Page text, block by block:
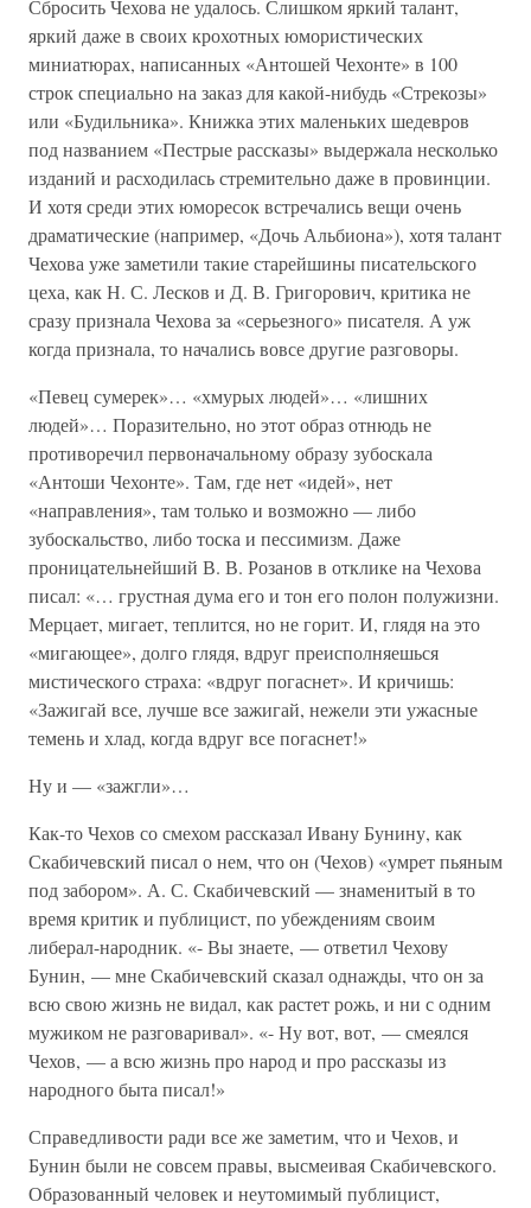
Сбросить Чехова не удалось. Слишком яркий талант,
яркий даже в своих крохотных юмористических
миниатюрах, написанных «Антошей Чехонте» в 100
строк специально на заказ для какой-нибудь «Стрекозы»
или «Будильника». Книжка этих маленьких шедевров
под названием «Пестрые рассказы» выдержала несколько
изданий и расходилась стремительно даже в провинции.
И хотя среди этих юморесок встречались вещи очень
драматические (например, «Дочь Альбиона»), хотя талант
Чехова уже заметили такие старейшины писательского
цеха, как Н. С. Лесков и Д. В. Григорович, критика не
сразу признала Чехова за «серьезного» писателя. А уж
когда признала, то начались вовсе другие разговоры.
«Певец сумерек»… «хмурых людей»… «лишних
людей»… Поразительно, но этот образ отнюдь не
противоречил первоначальному образу зубоскала
«Антоши Чехонте». Там, где нет «идей», нет
«направления», там только и возможно — либо
зубоскальство, либо тоска и пессимизм. Даже
проницательнейший В. В. Розанов в отклике на Чехова
писал: «… грустная дума его и тон его полон полужизни.
Мерцает, мигает, теплится, но не горит. И, глядя на это
«мигающее», долго глядя, вдруг преисполняешься
мистического страха: «вдруг погаснет». И кричишь:
«Зажигай все, лучше все зажигай, нежели эти ужасные
темень и хлад, когда вдруг все погаснет!»
Ну и — «зажгли»…
Как-то Чехов со смехом рассказал Ивану Бунину, как
Скабичевский писал о нем, что он (Чехов) «умрет пьяным
под забором». А. С. Скабичевский — знаменитый в то
время критик и публицист, по убеждениям своим
либерал-народник. «- Вы знаете, — ответил Чехову
Бунин, — мне Скабичевский сказал однажды, что он за
всю свою жизнь не видал, как растет рожь, и ни с одним
мужиком не разговаривал». «- Ну вот, вот, — смеялся
Чехов, — а всю жизнь про народ и про рассказы из
народного быта писал!»
Справедливости ради все же заметим, что и Чехов, и
Бунин были не совсем правы, высмеивая Скабичевского.
Образованный человек и неутомимый публицист,